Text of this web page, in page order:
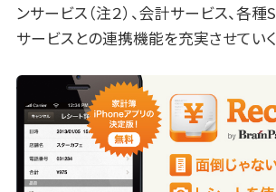
ンサービス（注２）、会計サービス、各
サービスとの連携機能を充実させていく